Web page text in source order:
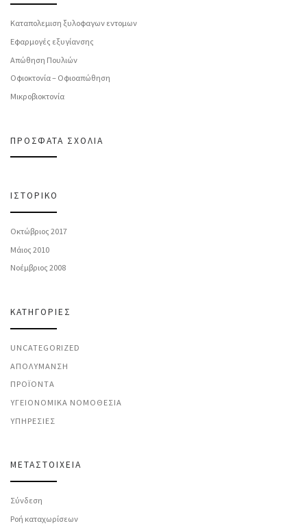
Καταπολεμιση ξυλοφαγων εντομων
Εφαρμογές εξυγίανσης
Απώθηση Πουλιών
Οφιοκτονία – Οφιοαπώθηση
Μικροβιοκτονία
ΠΡΌΣΦΑΤΑ ΣΧΌΛΙΑ
ΙΣΤΟΡΙΚΌ
Οκτώβριος 2017
Μάιος 2010
Νοέμβριος 2008
KΑΤΗΓΟΡΊΕΣ
UNCATEGORIZED
ΑΠΟΛΎΜΑΝΣΗ
ΠΡΟΪΌΝΤΑ
ΥΓΕΙΟΝΟΜΙΚΆ ΝΟΜΟΘΕΣΊΑ
ΥΠΗΡΕΣΊΕΣ
ΜΕΤΑΣΤΟΙΧΕΊΑ
Σύνδεση
Ροή καταχωρίσεων